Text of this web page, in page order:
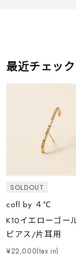
最近チェッ
SOLDOUT
cofl by ４℃
K10イエローゴー
ピアス/片耳用
¥22,000(tax in)